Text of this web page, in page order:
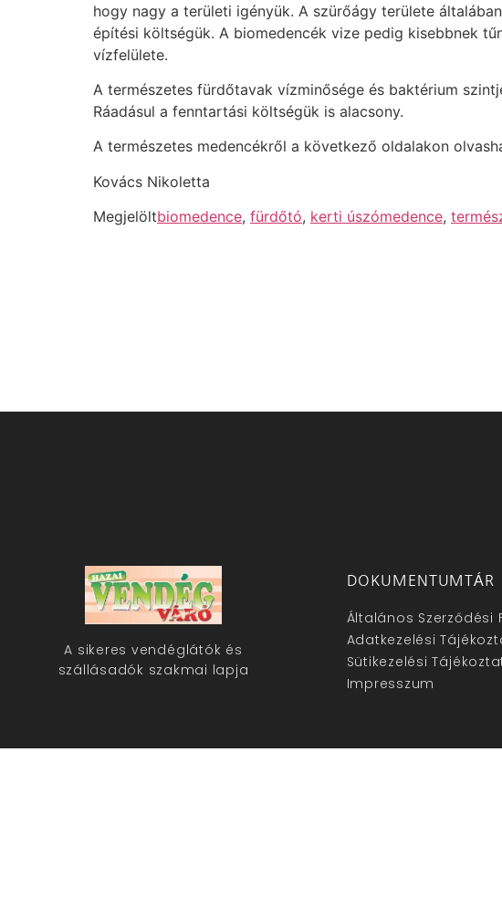
hogy nagy a területi igényük. A szürőágy területe
építési költségük. A biomedencék vize pedig kisebbnek
vízfelülete.
A természetes fürdőtavak vízminősége és baktérium
Ráadásul a fenntartási költségük is alacsony.
A természetes medencékről a következő oldalakon
Kovács Nikoletta
Megjelöltbiomedence, fürdőtó, kerti úszómedence,
A sikeres vendéglátók és
szállásadók szakmai lapja
DOKUMENTUMTÁR
Általános Szerződési
Adatkezelési
Sütikezelési
Impresszum